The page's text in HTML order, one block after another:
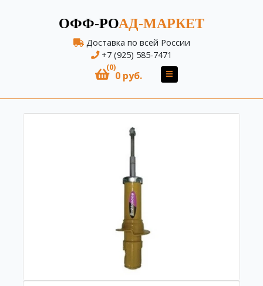
ОФФ-РОАД-МАРКЕТ
Доставка по всей России
+7 (925) 585-7471
(0)
0 руб.